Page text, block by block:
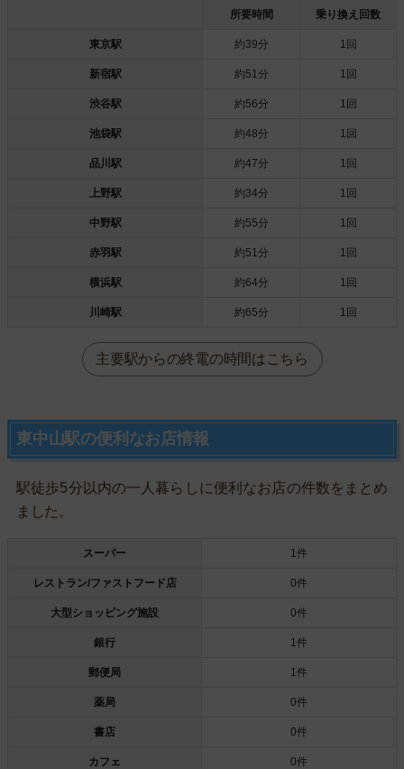
所要時間 乗り換え回数
東京駅 約39分 1回
新宿駅 約51分 1回
渋谷駅 約56分 1回
池袋駅 約48分 1回
品川駅 約47分 1回
上野駅 約34分 1回
中野駅 約55分 1回
赤羽駅 約51分 1回
横浜駅 約64分 1回
川崎駅 約65分 1回
主要駅からの終電の時間はこちら
東中山駅の便利なお店情報
駅徒歩5分以内の一人暮らしに便利なお店の件数をまとめ
ました。
スーパー 1件
レストラン/ファストフード店 0件
大型ショッピング施設 0件
銀行 1件
郵便局 1件
薬局 0件
書店 0件
カフェ 0件